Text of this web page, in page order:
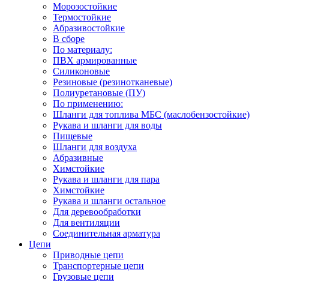
Морозостойкие
Термостойкие
Абразивостойкие
В сборе
По материалу:
ПВХ армированные
Силиконовые
Резиновые (резинотканевые)
Полиуретановые (ПУ)
По применению:
Шланги для топлива МБС (маслобензостойкие)
Рукава и шланги для воды
Пищевые
Шланги для воздуха
Абразивные
Химстойкие
Рукава и шланги для пара
Химстойкие
Рукава и шланги остальное
Для деревообработки
Для вентиляции
Соединительная арматура
Цепи
Приводные цепи
Транспортерные цепи
Грузовые цепи